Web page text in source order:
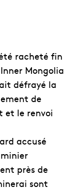
racheté fin
Mongolia
défrayé la
de
et le renvoi
accusé
près de
sont